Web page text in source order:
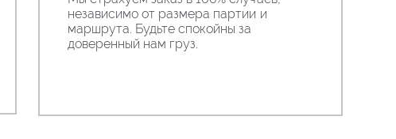
независимо от размера партии и
маршрута. Будьте спокойны за
доверенный нам груз.